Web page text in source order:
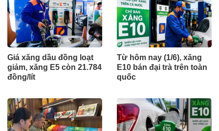
Giá xăng dầu đồng loạt
giảm, xăng E5 còn 21.784
đồng/lít
Từ hôm nay (1/6), xăng
E10 bán đại trà trên toàn
quốc